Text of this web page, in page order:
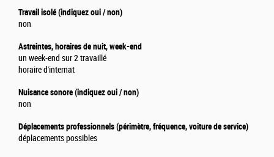
Travail isolé (indiquez oui / non)
non
Astreintes, horaires de nuit, week-end
un week-end sur 2 travaillé
horaire d'internat
Nuisance sonore (indiquez oui / non)
non
Déplacements professionnels (périmètre, fréquence, voiture de service)
déplacements possibles